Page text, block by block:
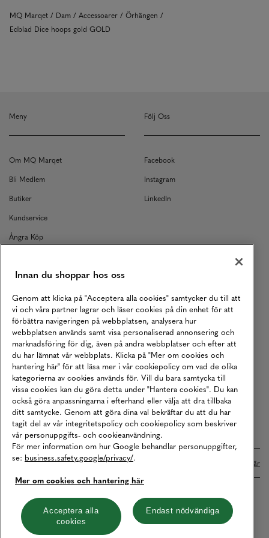
MQ Marqet Dam Accessoarer
Örhängen
Edblad Dice hoops gold GOLD
Meny
Om MQ Marqet
Bli Medlem
Butiker
Kundservice
Ångra Köp
Returer
Köpvillkor
Karriär
Vårt Ansvar
Våra Tjänster
Press
Studentrabatt
B2B
Tillgänglighetsredogörelse
Följ Oss
Facebook
Instagram
LinkedIn
Betalningar online sköts i samarbete med Klarna. Läs mer här
Cookies Integritetspolicy
Hantera cookies
Innan du shoppar hos oss
Genom att klicka på "Acceptera alla cookies" samtycker du till att
vi och våra partner lagrar och läser cookies på din enhet för att
förbättra navigeringen på webbplatsen, analysera hur
webbplatsen används samt visa personaliserad annonsering och
marknadsföring för dig, även på andra webbplatser och efter att
du har lämnat vår webbplats. Klicka på "Mer om cookies och
hantering här" för att läsa mer i vår cookiepolicy om vad de olika
kategorierna av cookies används för. Vill du bara samtycka till
vissa cookies kan du göra detta under "Hantera cookies". Du kan
också göra anpassningarna i efterhand eller välja att dra tillbaka
ditt samtycke. Genom att göra dina val bekräftar du att du har
tagit del av vår integritetspolicy och cookiepolicy som beskriver
vår personuppgifts- och cookieanvändning.
För mer information om hur Google behandlar personuppgifter,
se: business.safety.google/privacy/.
Mer om cookies och hantering här
Acceptera alla
cookies
Endast nödvändiga